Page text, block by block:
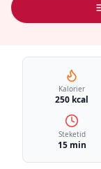
Kalorier
250 kcal
Steketid
15 min